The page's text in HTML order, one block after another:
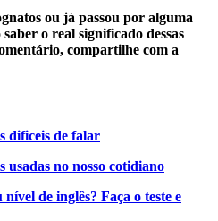
ou já passou por alguma
o real significado dessas
compartilhe com a
dificeis de falar
usadas no nosso cotidiano
de inglês? Faça o teste e